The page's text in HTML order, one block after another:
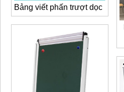
Bảng viết phấn trượt dọc